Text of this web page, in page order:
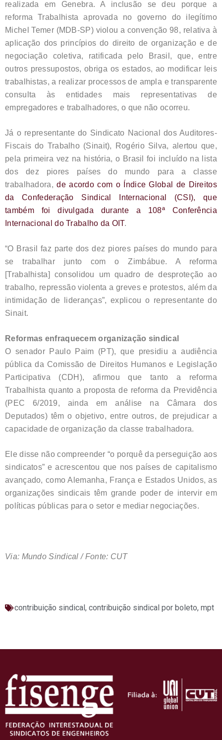
realizada em Genebra. A inclusão se deu porque a
reforma Trabalhista aprovada no governo do ilegítimo
Michel Temer (MDB-SP) violou a convenção 98, relativa à
aplicação dos princípios do direito de organização e de
negociação coletiva, ratificada pelo Brasil, que, entre
outros pressupostos, obriga os estados, ao modificar leis
trabalhistas, a realizar processos de ampla e transparente
consulta às entidades mais representativas de
empregadores e trabalhadores, o que não ocorreu.
Já o representante do Sindicato Nacional dos Auditores-
Fiscais do Trabalho (Sinait), Rogério Silva, alertou que,
pela primeira vez na história, o Brasil foi incluído na lista
dos dez piores países do mundo para a classe
trabalhadora,de acordo com o Índice Global de Direitos
da Confederação Sindical Internacional (CSI), que
também foi divulgada durante a 108ª Conferência
Internacional do Trabalho da OIT.
“O Brasil faz parte dos dez piores países do mundo para
se trabalhar junto com o Zimbábue. A reforma
[Trabalhista] consolidou um quadro de desproteção ao
trabalho, repressão violenta a greves e protestos, além da
intimidação de lideranças”, explicou o representante do
Sinait.
Reformas enfraquecem organização sindical
O senador Paulo Paim (PT), que presidiu a audiência
pública da Comissão de Direitos Humanos e Legislação
Participativa (CDH), afirmou que tanto a reforma
Trabalhista quanto a proposta de reforma da Previdência
(PEC 6/2019, ainda em análise na Câmara dos
Deputados) têm o objetivo, entre outros, de prejudicar a
capacidade de organização da classe trabalhadora.
Ele disse não compreender “o porquê da perseguição aos
sindicatos” e acrescentou que nos países de capitalismo
avançado, como Alemanha, França e Estados Unidos, as
organizações sindicais têm grande poder de intervir em
políticas públicas para o setor e mediar negociações.
Via: Mundo Sindical / Fonte: CUT
contribuição sindical, contribuição sindical por boleto, mpt